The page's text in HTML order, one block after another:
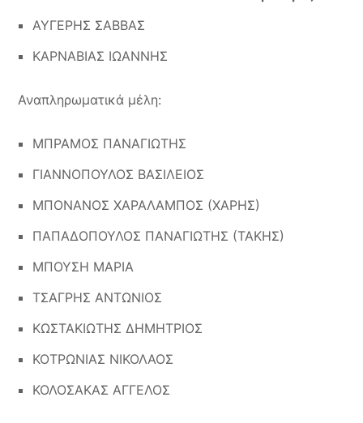
ΑΥΓΕΡΗΣ ΣΑΒΒΑΣ
ΚΑΡΝΑΒΙΑΣ ΙΩΑΝΝΗΣ
Αναπληρωματικά μέλη:
ΜΠΡΑΜΟΣ ΠΑΝΑΓΙΩΤΗΣ
ΓΙΑΝΝΟΠΟΥΛΟΣ ΒΑΣΙΛΕΙΟΣ
ΜΠΟΝΑΝΟΣ ΧΑΡΑΛΑΜΠΟΣ (ΧΑΡΗΣ)
ΠΑΠΑΔΟΠΟΥΛΟΣ ΠΑΝΑΓΙΩΤΗΣ (ΤΑΚΗΣ)
ΜΠΟΥΣΗ ΜΑΡΙΑ
ΤΣΑΓΡΗΣ ΑΝΤΩΝΙΟΣ
ΚΩΣΤΑΚΙΩΤΗΣ ΔΗΜΗΤΡΙΟΣ
ΚΟΤΡΩΝΙΑΣ ΝΙΚΟΛΑΟΣ
ΚΟΛΟΣΑΚΑΣ ΑΓΓΕΛΟΣ